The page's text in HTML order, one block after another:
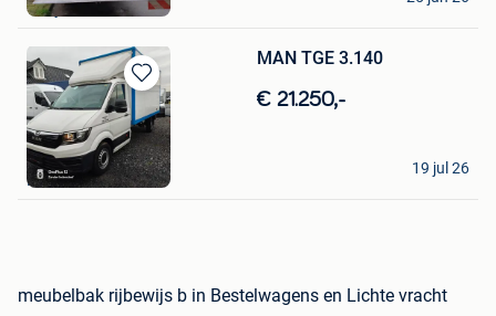
Wilrijk
Bewaren
in
Mijn
Favorieten
MAN TGE 3.140
€ 21.250,-
Zander
Maaseik
19 jul 26
meubelbak rijbewijs b in Bestelwagens en Lichte vracht